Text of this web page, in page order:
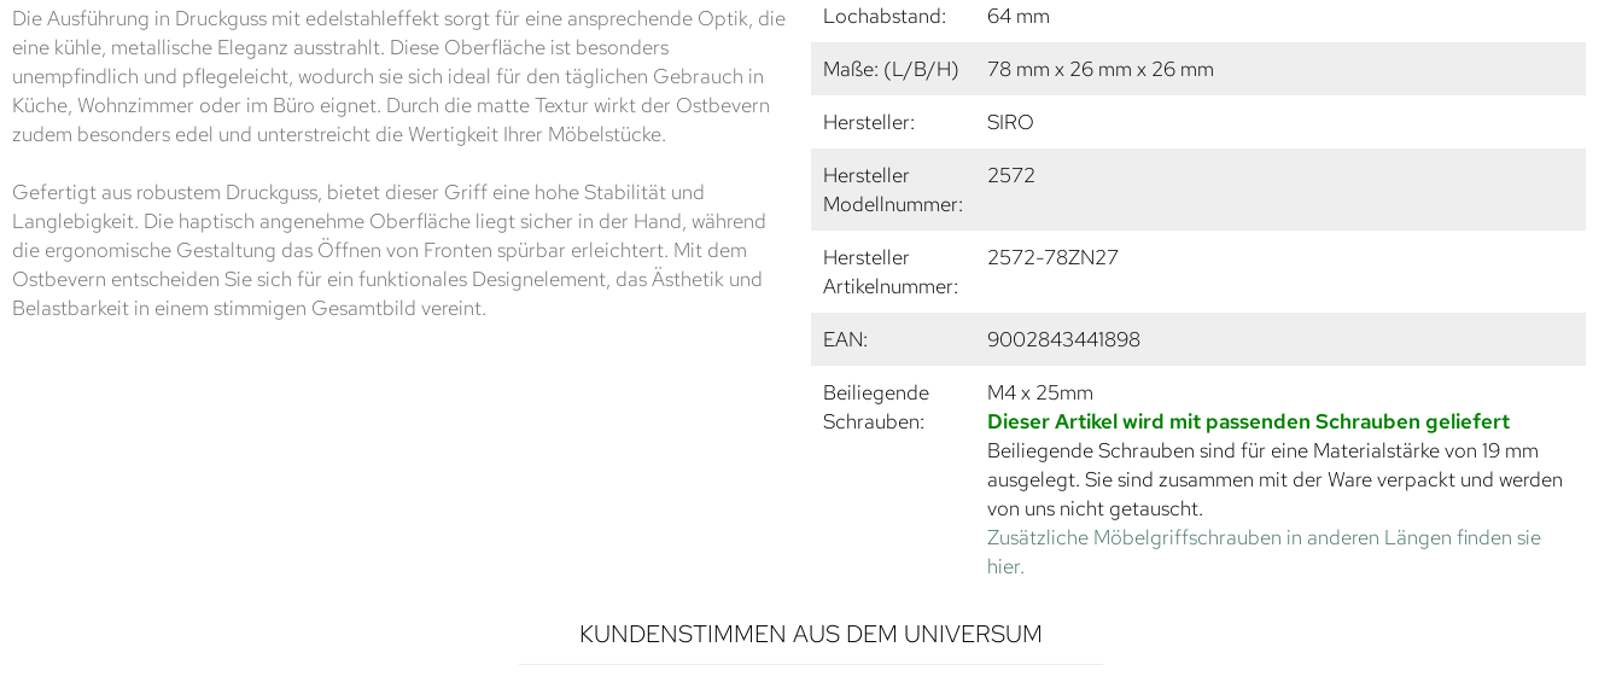
Die Ausführung in Druckguss mit edelstahleffekt sorgt für eine ansprechende Optik, die
eine kühle, metallische Eleganz ausstrahlt. Diese Oberfläche ist besonders
unempfindlich und pflegeleicht, wodurch sie sich ideal für den täglichen Gebrauch in
Küche, Wohnzimmer oder im Büro eignet. Durch die matte Textur wirkt der Ostbevern
zudem besonders edel und unterstreicht die Wertigkeit Ihrer Möbelstücke.
Gefertigt aus robustem Druckguss, bietet dieser Griff eine hohe Stabilität und
Langlebigkeit. Die haptisch angenehme Oberfläche liegt sicher in der Hand, während
die ergonomische Gestaltung das Öffnen von Fronten spürbar erleichtert. Mit dem
Ostbevern entscheiden Sie sich für ein funktionales Designelement, das Ästhetik und
Belastbarkeit in einem stimmigen Gesamtbild vereint.
Lochabstand:
64 mm
Maße: (L/B/H)
78 mm x 26 mm x 26 mm
Hersteller:
SIRO
Hersteller
Modellnummer:
2572
Hersteller
Artikelnummer:
2572-78ZN27
EAN:
9002843441898
Beiliegende
Schrauben:
M4 x 25mm
Dieser Artikel wird mit passenden Schrauben geliefert
Beiliegende Schrauben sind für eine Materialstärke von 19 mm
ausgelegt. Sie sind zusammen mit der Ware verpackt und werden
von uns nicht getauscht.
Zusätzliche Möbelgriffschrauben in anderen Längen finden sie
hier.
KUNDENSTIMMEN AUS DEM UNIVERSUM